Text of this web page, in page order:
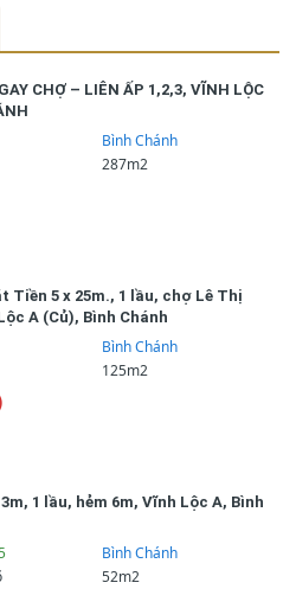
CHỢ – LIÊN ẤP 1,2,3, VĨNH LỘC
Bình Chánh
287m2
Tiền 5 x 25m., 1 lầu, chợ Lê Thị
A (Củ), Bình Chánh
Bình Chánh
125m2
1 lầu, hẻm 6m, Vĩnh Lộc A, Bình
Bình Chánh
52m2